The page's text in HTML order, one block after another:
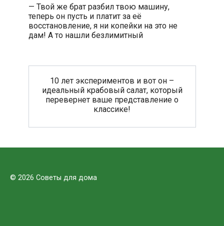
— Твой же брат разбил твою машину,
теперь он пусть и платит за её
восстановление, я ни копейки на это не
дам! А то нашли безлимитный
10 лет экспериментов и вот он –
идеальный крабовый салат, который
перевернет ваше представление о
классике!
© 2026 Советы для дома